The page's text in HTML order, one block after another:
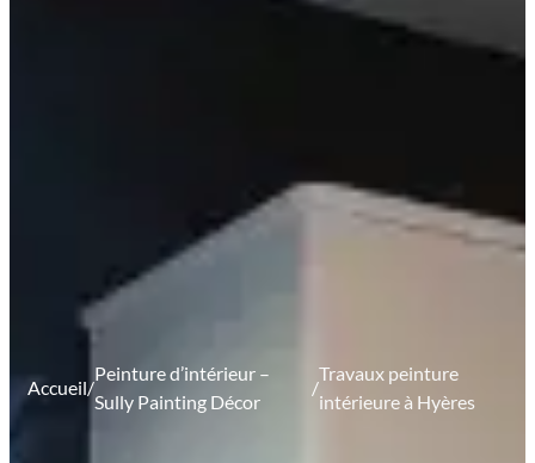
Accueil/
Peinture d’intérieur –
Sully Painting Décor
/
Travaux peinture
intérieure à Hyères